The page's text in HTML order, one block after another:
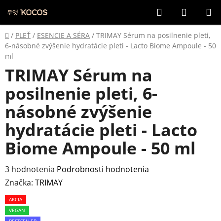
na
obsah
Hľadať
KOŠÍK
Domov
/ PLEŤ / ESENCIE A SÉRA / TRIMAY Sérum na posilnenie pleti,
6-násobné zvýšenie hydratácie pleti - Lacto Biome Ampoule - 50
ml
TRIMAY Sérum na
posilnenie pleti, 6-
násobné zvýšenie
hydratácie pleti - Lacto
Biome Ampoule - 50 ml
Priemerné
hodnotenie
produktu
je
3 hodnotenia Podrobnosti hodnotenia
Značka: TRIMAY
AKCIA
VEGAN